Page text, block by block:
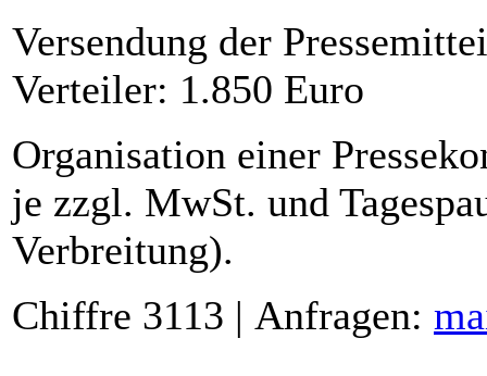
Versendung der
Verteiler: 1.850 Euro
Organisation einer
je zzgl. MwSt. und
Verbreitung).
Chiffre 3113 | Anfragen: